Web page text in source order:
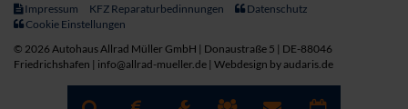
Impressum KFZ Reparaturbedinnungen
Datenschutz
Cookie Einstellungen
© 2026 Autohaus Allrad Müller GmbH | Donaustraße 5 | DE-88046
Friedrichshafen | info@allrad-mueller.de | Webdesign by audaris.de